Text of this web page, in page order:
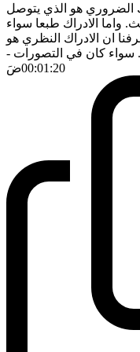
الضروري هو الذي يتوصل
واما الادراك طبعا سواء
ان الادراك النظري هو
سواء كان في التصورات -
00:01:20ضَ